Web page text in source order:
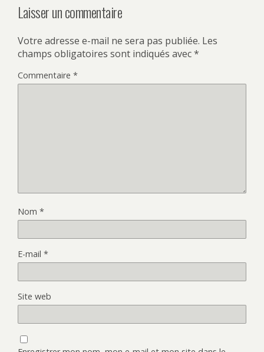
Laisser un commentaire
Votre adresse e-mail ne sera pas publiée. Les
champs obligatoires sont indiqués avec*
Commentaire *
Nom *
E-mail *
Site web